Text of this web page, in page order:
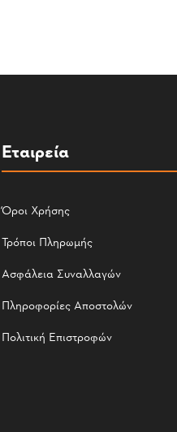
Εταιρεία
Όροι Χρήσης
Τρόποι Πληρωμής
Ασφάλεια Συναλλαγών
Πληροφορίες Αποστολών
Πολιτική Επιστροφών